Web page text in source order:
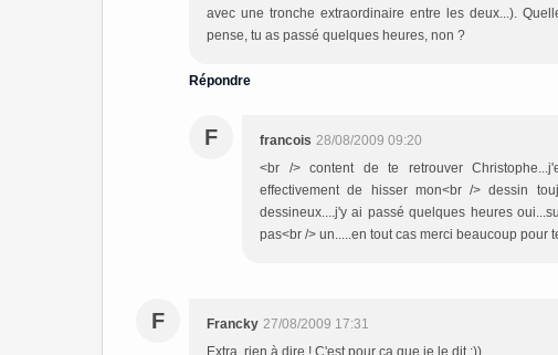
avec une tronche extraordinaire entre les deux...).
pense, tu as passé quelques heures, non ?
Répondre
F francois 28/08/2009 09:20
<br /> content de te retrouver
effectivement de hisser mon<br /> dessin
dessineux....j'y ai passé quelques heures
pas<br /> un.....en tout cas merci beaucoup pour
F Francky 27/08/2009 17:31
Extra, rien à dire ! C'est pour ça que je le dit ;))